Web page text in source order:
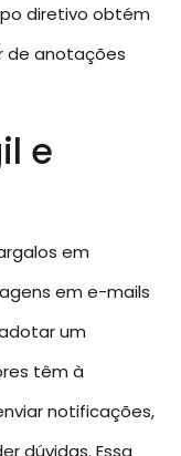
diretivo obtém
de anotações
e
em
em e-mails
um
têm à
notificações,
dúvidas. Essa